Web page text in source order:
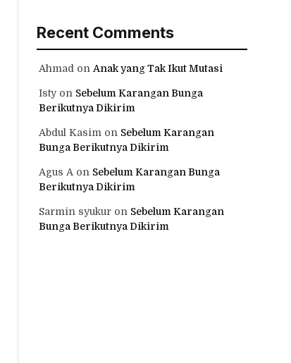
Recent Comments
Ahmad on Anak yang Tak Ikut Mutasi
Istyon Sebelum Karangan Bunga
Berikutnya Dikirim
Abdul Kasim on Sebelum Karangan
Bunga Berikutnya Dikirim
Agus A on Sebelum Karangan Bunga
Berikutnya Dikirim
Sarmin syukur on Sebelum Karangan
Bunga Berikutnya Dikirim